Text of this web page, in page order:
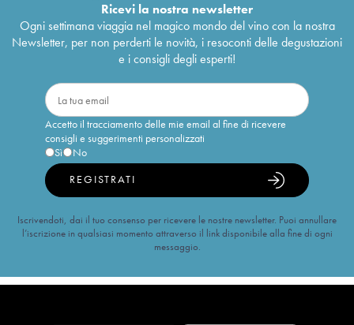
Ricevi la nostra newsletter
Ogni settimana viaggia nel magico mondo del vino con la nostra
Newsletter, per non perderti le novità, i resoconti delle degustazioni
e i consigli degli esperti!
Accetto il tracciamento delle mie email al fine di ricevere
consigli e suggerimenti personalizzati
Sì
No
REGISTRATI
Iscrivendoti, dai il tuo consenso per ricevere le nostre newsletter. Puoi annullare
l’iscrizione in qualsiasi momento attraverso il link disponibile alla fine di ogni
messaggio.